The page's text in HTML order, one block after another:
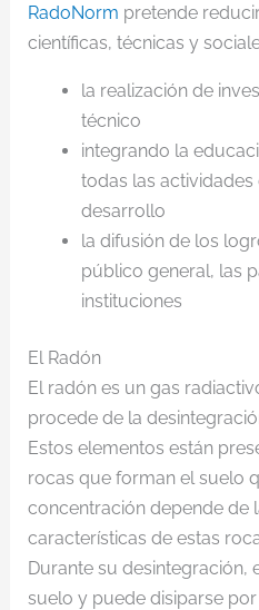
RadoNorm pretende
científicas, técnicas y
la realización de
técnico
integrando la
todas las actividades
desarrollo
la difusión de los
público general, las
instituciones
El Radón
El radón es un gas
procede de la
Estos elementos están
rocas que forman el suelo
concentración depende de
características de estas
Durante su desintegración,
suelo y puede disiparse